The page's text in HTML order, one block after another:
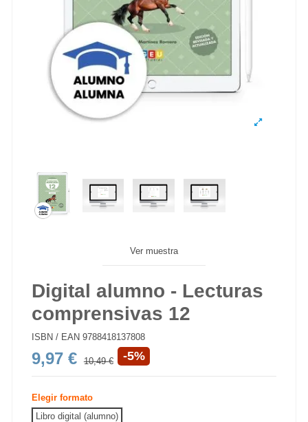
Ver muestra
Digital alumno - Lecturas
comprensivas 12
ISBN / EAN 9788418137808
9,97 € 10,49 € -5%
Elegir formato
Libro digital (alumno)